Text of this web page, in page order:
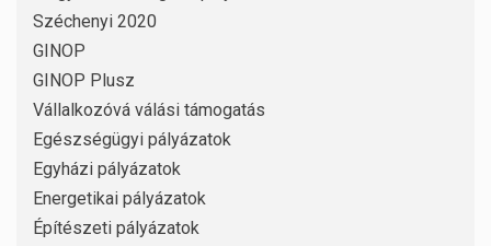
Széchenyi 2020
GINOP
GINOP Plusz
Vállalkozóvá válási támogatás
Egészségügyi pályázatok
Egyházi pályázatok
Energetikai pályázatok
Építészeti pályázatok